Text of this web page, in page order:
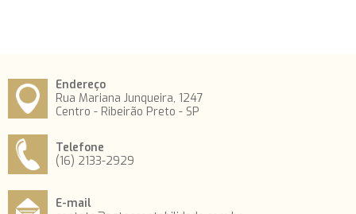
Endereço
Rua Mariana Junqueira, 1247
Centro - Ribeirão Preto - SP
Telefone
(16) 2133-2929
E-mail